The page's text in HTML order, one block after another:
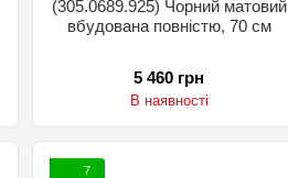
(305.0689.925) Чорний матовий
вбудована повністю, 70 см
5 460 грн
В наявності
7